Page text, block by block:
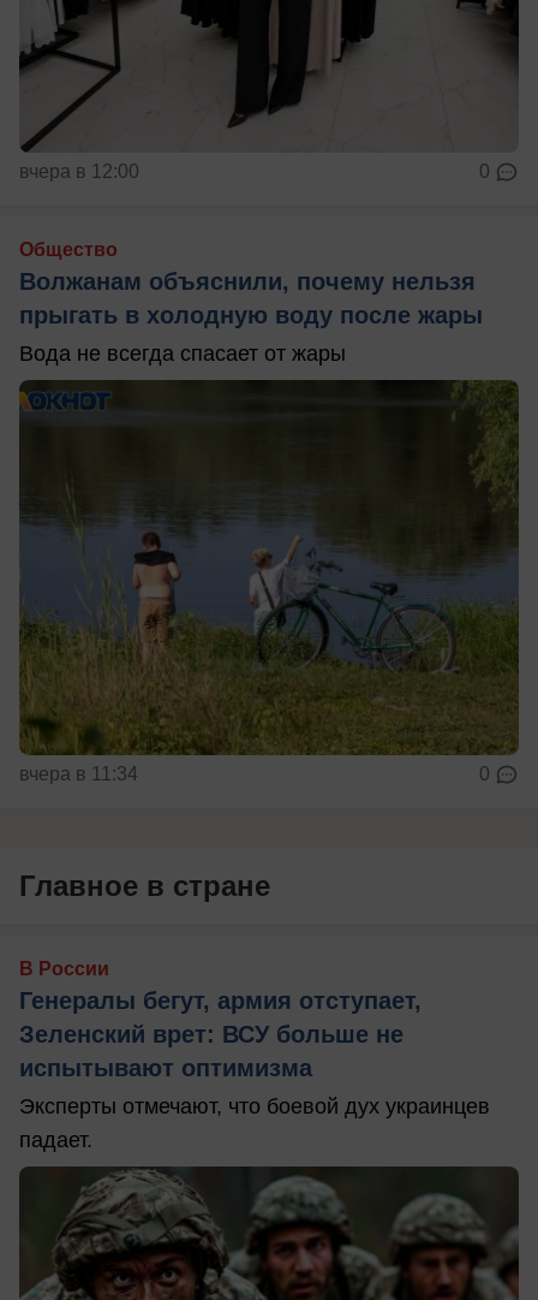
вчера в 12:00 0
Общество
Волжанам объяснили, почему нельзя
прыгать в холодную воду после жары
Вода не всегда спасает от жары
вчера в 11:34 0
Главное в стране
В России
Генералы бегут, армия отступает,
Зеленский врет: ВСУ больше не
испытывают оптимизма
Эксперты отмечают, что боевой дух украинцев
падает.